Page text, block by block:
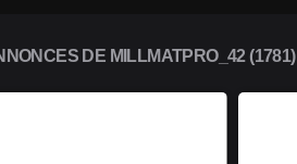
DE MILLMATPRO_42 (1781)